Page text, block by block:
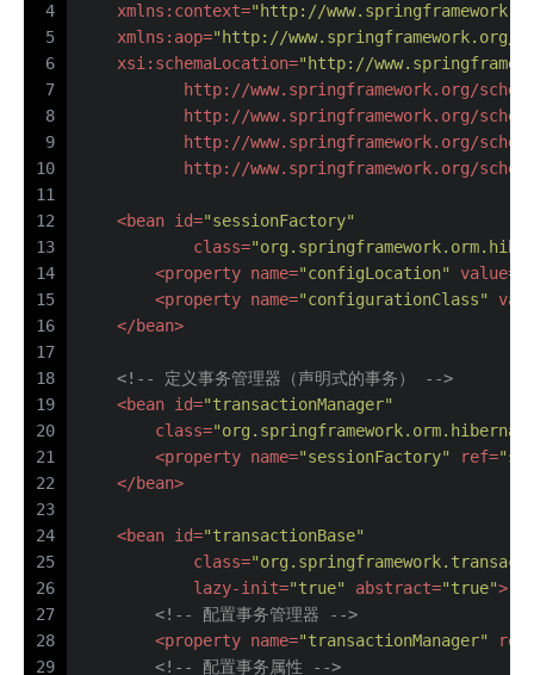
4
5
6
7
8
9
10
11
12
13
14
15
16
17
18
19
20
21
22
23
24
25
26
27
28
29
xmlns:context="http://
xmlns:aop="http://www.springframework.org/
xsi:schemaLocation="http://
http://www.springframework.org/
http://www.springframework.org/
http://www.springframework.org/
http://www.springframework.org/
<bean id="sessionFactory"
class=
<property name="configLocation" value=
<property name="configurationClass"
</bean>
<!-- 定义事务管理器（声明式的事务） -->
<bean id="transactionManager"
class=
<property name="sessionFactory" ref=
</bean>
<bean id="transactionBase"
class=
lazy-init="true" abstract="true">
<!-- 配置事务管理器 -->
<property name="transactionManager" ref
<!-- 配置事务属性 -->